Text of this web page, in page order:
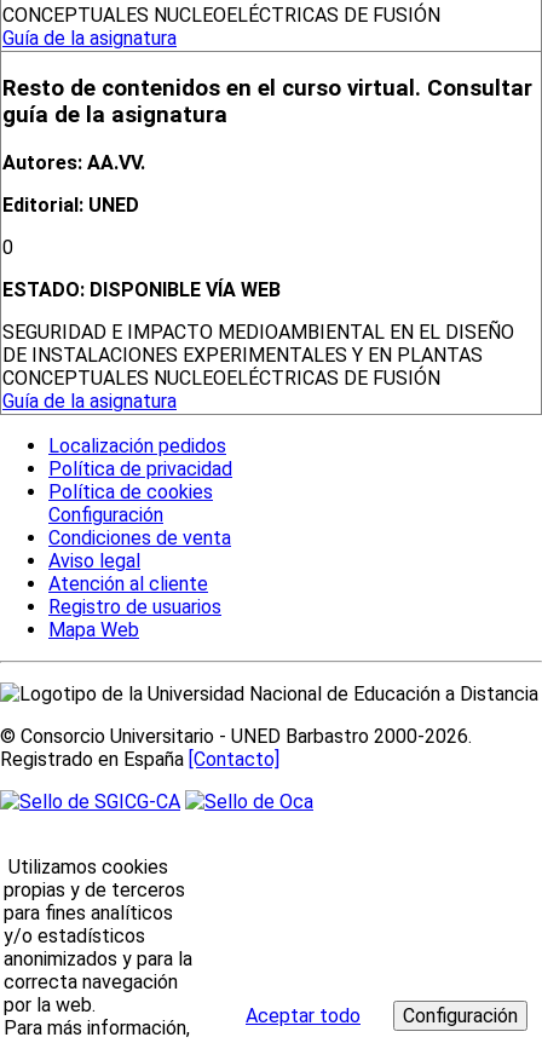
CONCEPTUALES NUCLEOELÉCTRICAS DE FUSIÓN
Guía de la asignatura
Resto de contenidos en el curso virtual. Consultar
guía de la asignatura
Autores: AA.VV.
Editorial: UNED
0
ESTADO: DISPONIBLE VÍA WEB
SEGURIDAD E IMPACTO MEDIOAMBIENTAL EN EL DISEÑO
DE INSTALACIONES EXPERIMENTALES Y EN PLANTAS
CONCEPTUALES NUCLEOELÉCTRICAS DE FUSIÓN
Guía de la asignatura
Localización pedidos
Política de privacidad
Política de cookies
Configuración
Condiciones de venta
Aviso legal
Atención al cliente
Registro de usuarios
Mapa Web
© Consorcio Universitario - UNED Barbastro 2000-2026.
Registrado en España [Contacto]
Utilizamos cookies
propias y de terceros
para fines analíticos
y/o estadísticos
anonimizados y para la
correcta navegación
por la web.
Para más información,
Aceptar todo